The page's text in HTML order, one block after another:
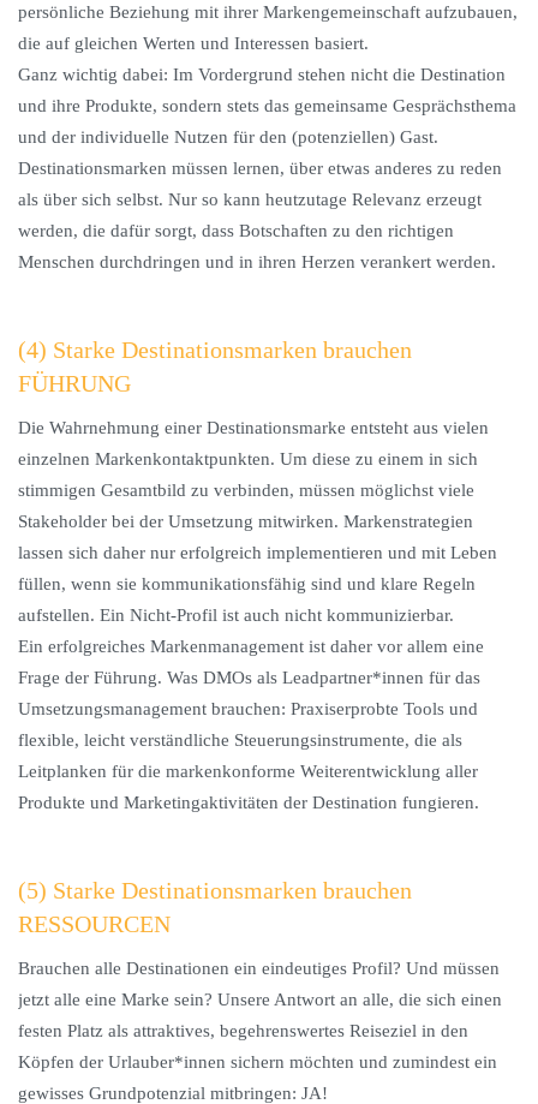
persönliche Beziehung mit ihrer Markengemeinschaft aufzubauen,
die auf gleichen Werten und Interessen basiert.
Ganz wichtig dabei: Im Vordergrund stehen nicht die Destination
und ihre Produkte, sondern stets das gemeinsame Gesprächsthema
und der individuelle Nutzen für den (potenziellen) Gast.
Destinationsmarken müssen lernen, über etwas anderes zu reden
als über sich selbst. Nur so kann heutzutage Relevanz erzeugt
werden, die dafür sorgt, dass Botschaften zu den richtigen
Menschen durchdringen und in ihren Herzen verankert werden.
(4) Starke Destinationsmarken brauchen
FÜHRUNG
Die Wahrnehmung einer Destinationsmarke entsteht aus vielen
einzelnen Markenkontaktpunkten. Um diese zu einem in sich
stimmigen Gesamtbild zu verbinden, müssen möglichst viele
Stakeholder bei der Umsetzung mitwirken. Markenstrategien
lassen sich daher nur erfolgreich implementieren und mit Leben
füllen, wenn sie kommunikationsfähig sind und klare Regeln
aufstellen. Ein Nicht-Profil ist auch nicht kommunizierbar.
Ein erfolgreiches Markenmanagement ist daher vor allem eine
Frage der Führung. Was DMOs als Leadpartner*innen für das
Umsetzungsmanagement brauchen: Praxiserprobte Tools und
flexible, leicht verständliche Steuerungsinstrumente, die als
Leitplanken für die markenkonforme Weiterentwicklung aller
Produkte und Marketingaktivitäten der Destination fungieren.
(5) Starke Destinationsmarken brauchen
RESSOURCEN
Brauchen alle Destinationen ein eindeutiges Profil? Und müssen
jetzt alle eine Marke sein? Unsere Antwort an alle, die sich einen
festen Platz als attraktives, begehrenswertes Reiseziel in den
Köpfen der Urlauber*innen sichern möchten und zumindest ein
gewisses Grundpotenzial mitbringen: JA!